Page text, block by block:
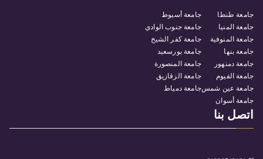
جامعة طنطا
جامعة المنيا
جامعة المنوفية
جامعة بنها
جامعة دمنهور
جامعة الفيوم
جامعة عين شمس
جامعة أسوان
جامعة أسيوط
جامعة جنوب الوادي
جامعة كفر الشيخ
جامعة بورسعيد
جامعة المنصورة
جامعة الزقازيق
جامعة دمياط
اتصل بنا